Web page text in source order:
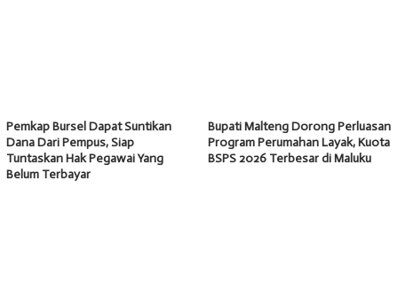
Pemkap Bursel Dapat Suntikan
Dana Dari Pempus, Siap
Tuntaskan Hak Pegawai Yang
Belum Terbayar
Bupati Malteng Dorong Perluasan
Program Perumahan Layak, Kuota
BSPS 2026 Terbesar di Maluku